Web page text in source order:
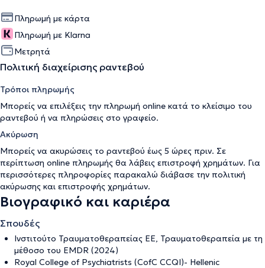
Πληρωμή με κάρτα
Πληρωμή με Klarna
Μετρητά
Πολιτική διαχείρισης ραντεβού
Τρόποι πληρωμής
Μπορείς να επιλέξεις την πληρωμή online κατά το κλείσιμο του
ραντεβού ή να πληρώσεις στο γραφείο.
Ακύρωση
Μπορείς να ακυρώσεις το ραντεβού έως 5 ώρες πριν. Σε
περίπτωση online πληρωμής θα λάβεις επιστροφή χρημάτων. Για
περισσότερες πληροφορίες παρακαλώ διάβασε την πολιτική
ακύρωσης και επιστροφής χρημάτων.
Βιογραφικό και καριέρα
Σπουδές
Ινστιτούτο Τραυματοθεραπείας ΕΕ, Τραυματοθεραπεία με τη
μέθοσο του EMDR (2024)
Royal College of Psychiatrists (CofC CCQI)- Hellenic